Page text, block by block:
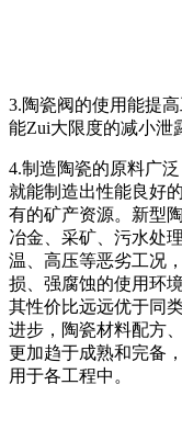
3.陶瓷阀的使用能提
能Zui大限度的减小泄
4.制造陶瓷的原料广
就能制造出性能良好
有的矿产资源。新型
冶金、采矿、污水处
温、高压等恶劣工况
损、强腐蚀的使用环
其性价比远远优于同
进步，陶瓷材料配方
更加趋于成熟和完备
用于各工程中。